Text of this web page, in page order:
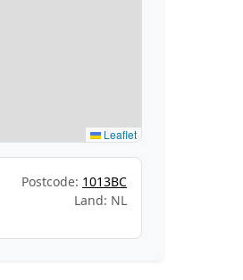
Leaflet
Postcode: 1013BC
Land: NL